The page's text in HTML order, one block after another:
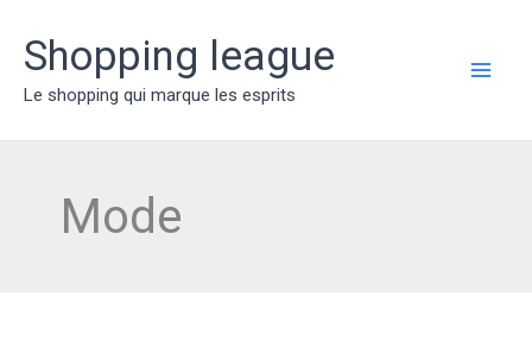
contenu
Shopping league
Le shopping qui marque les esprits
Mode